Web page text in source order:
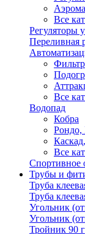
Все
Регуляторы
Переливная
Все
Водопад
Кобра
Рондо,
Все
Спортивное
Трубы и
Труба
Труба
Угольник
Угольник
Тройник 90